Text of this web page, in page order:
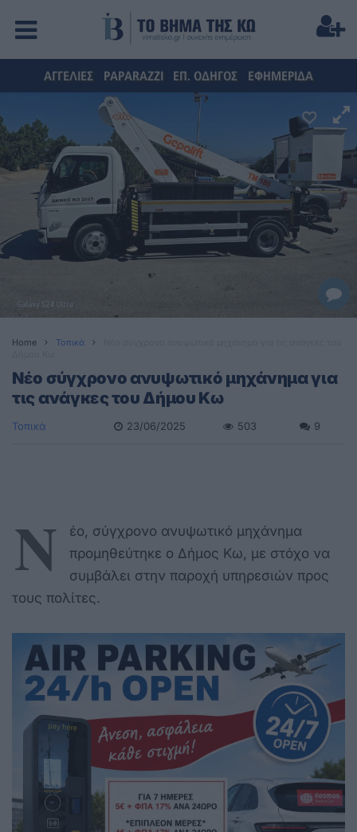
ΑΓΓΕΛΙΕΣ PAPARAZZI ΕΠ. ΟΔΗΓΟΣ ΕΦΗΜΕΡΙΔΑ
Home Τοπικά
Νέο σύγχρονο ανυψωτικό μηχάνημα για
τις ανάγκες του Δήμου Κω
Τοπικά 23/06/2025 503 9
Ν
έο, σύγχρονο ανυψωτικό μηχάνημα
προμηθεύτηκε ο Δήμος Κω, με στόχο να
συμβάλει στην παροχή υπηρεσιών προς
τους πολίτες.